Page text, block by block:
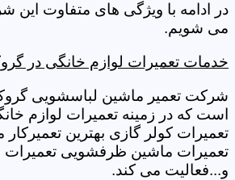
در ادامه با ویژگی های متفاوت این
می شویم.
خدمات تعمیرات لوازم خانگی در
شرکت تعمیر ماشین لباسشویی
است که در زمینه تعمیرات لوازم
تعمیرات کولر گازی بهترین
تعمیرات ماشین ظرفشویی
و...فعالیت می کند.